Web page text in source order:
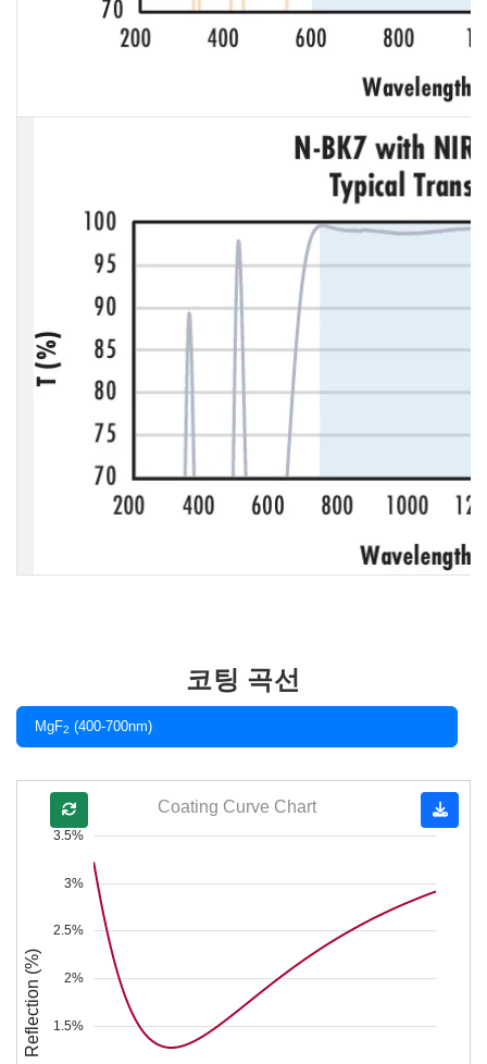
코팅 곡선
MgF2 (400-700nm)
1.5%
2%
2.5%
3%
3.5%
Reflection (%)
Coating Curve Chart